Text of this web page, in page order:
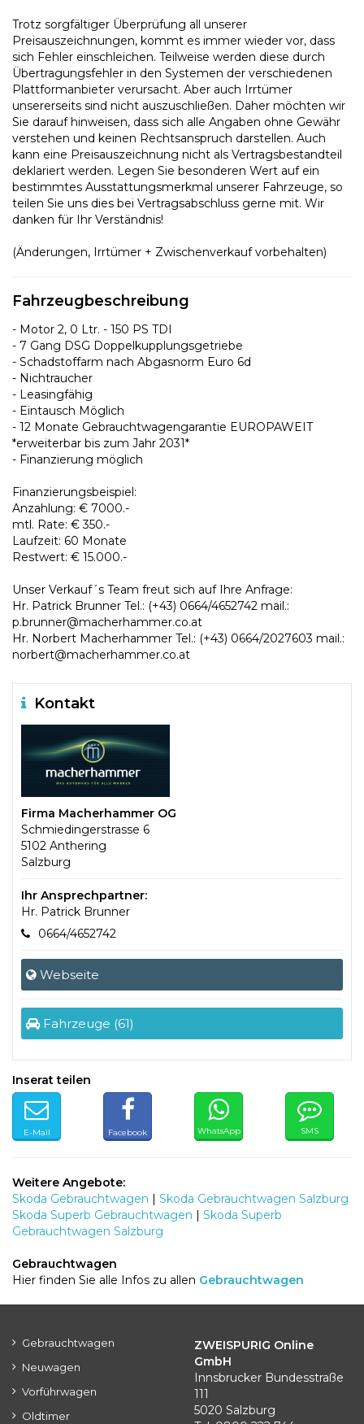
Trotz sorgfältiger Überprüfung all unserer
Preisauszeichnungen, kommt es immer wieder vor, dass
sich Fehler einschleichen. Teilweise werden diese durch
Übertragungsfehler in den Systemen der verschiedenen
Plattformanbieter verursacht. Aber auch Irrtümer
unsererseits sind nicht auszuschließen. Daher möchten wir
Sie darauf hinweisen, dass sich alle Angaben ohne Gewähr
verstehen und keinen Rechtsanspruch darstellen. Auch
kann eine Preisauszeichnung nicht als Vertragsbestandteil
deklariert werden. Legen Sie besonderen Wert auf ein
bestimmtes Ausstattungsmerkmal unserer Fahrzeuge, so
teilen Sie uns dies bei Vertragsabschluss gerne mit. Wir
danken für Ihr Verständnis!
(Änderungen, Irrtümer + Zwischenverkauf vorbehalten)
Fahrzeugbeschreibung
- Motor 2, 0 Ltr. - 150 PS TDI
- 7 Gang DSG Doppelkupplungsgetriebe
- Schadstoffarm nach Abgasnorm Euro 6d
- Nichtraucher
- Leasingfähig
- Eintausch Möglich
- 12 Monate Gebrauchtwagengarantie EUROPAWEIT
*erweiterbar bis zum Jahr 2031*
- Finanzierung möglich
Finanzierungsbeispiel:
Anzahlung: € 7000.-
mtl. Rate: € 350.-
Laufzeit: 60 Monate
Restwert: € 15.000.-
Unser Verkauf´s Team freut sich auf Ihre Anfrage:
Hr. Patrick Brunner Tel.: (+43) 0664/4652742 mail.:
p.brunner@macherhammer.co.at
Hr. Norbert Macherhammer Tel.: (+43) 0664/2027603 mail.:
norbert@macherhammer.co.at
Kontakt
Firma Macherhammer OG
Schmiedingerstrasse 6
5102 Anthering
Salzburg
Ihr Ansprechpartner:
Hr. Patrick Brunner
0664/4652742
Webseite
Fahrzeuge (61)
Inserat teilen
E-Mail Facebook WhatsApp SMS
Weitere Angebote:
Skoda Gebrauchtwagen | Skoda Gebrauchtwagen Salzburg
Skoda Superb Gebrauchtwagen | Skoda Superb
Gebrauchtwagen Salzburg
Gebrauchtwagen
Hier finden Sie alle Infos zu allen Gebrauchtwagen
Gebrauchtwagen
Neuwagen
Vorführwagen
Oldtimer
ZWEISPURIG Online
GmbH
Innsbrucker Bundesstraße
111
5020 Salzburg